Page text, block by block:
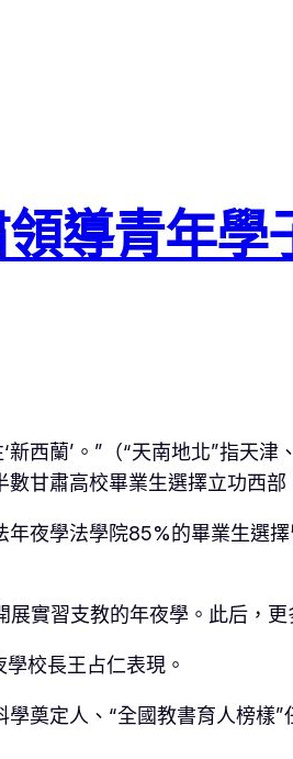
導青年
西蘭’。”（“天南地北”指天
甘肅高校畢業生選擇立功西部
夜學法學院85%的畢業生選
實習支教的年夜學。此后，更
校長王占仁表現。
奠定人、“全國教書育人榜樣